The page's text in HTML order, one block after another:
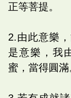
正等菩提。
2.由此意樂
是意樂，我
蜜，當得圓滿